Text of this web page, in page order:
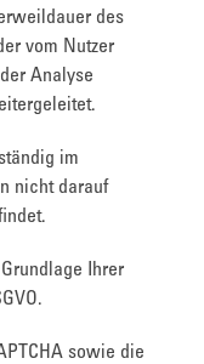
des
vom Nutzer
Analyse
im
nicht darauf
Ihrer
sowie die